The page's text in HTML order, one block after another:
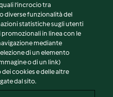
l’incrocio tra
diverse funzionalità del
statistiche sugli utenti
in linea con le
mediante
di un elemento
o di un link)
cookies e delle altre
dal sito.